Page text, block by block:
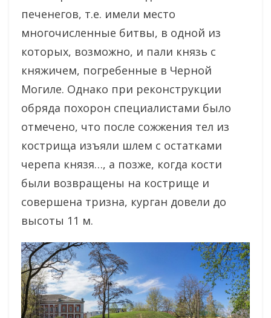
печенегов, т.е. имели место
многочисленные битвы, в одной из
которых, возможно, и пали князь с
княжичем, погребенные в Черной
Могиле. Однако при реконструкции
обряда похорон специалистами было
отмечено, что после сожжения тел из
кострища изъяли шлем с остатками
черепа князя…, а позже, когда кости
были возвращены на кострище и
совершена тризна, курган довели до
высоты 11 м.